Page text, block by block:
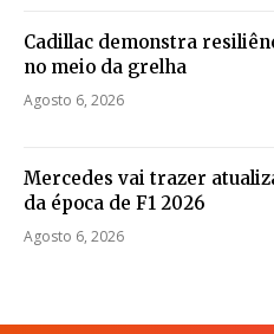
Cadillac demonstra
no meio da grelha
Agosto 6, 2026
Mercedes vai trazer
da época de F1 2026
Agosto 6, 2026